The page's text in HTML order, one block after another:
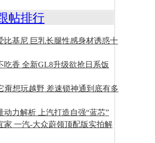
帖排行
比基尼 巨乳长腿性感身材诱惑十
吃香 全新GL8升级欲抢日系饭
甭想玩越野 差速锁神通到底有多
动力解析 上汽打造自强“蓝芯”
家 一汽-大众蔚领顶配版实拍解